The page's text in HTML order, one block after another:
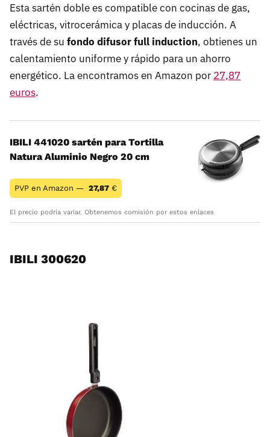
Esta sartén doble es compatible con cocinas de gas,
eléctricas, vitrocerámica y placas de inducción. A
través de su fondo difusor full induction, obtienes un
calentamiento uniforme y rápido para un ahorro
energético. La encontramos en Amazon por 27,87
euros.
IBILI 441020 sartén para Tortilla
Natura Aluminio Negro 20 cm
PVP en Amazon — 27,87 €
El precio podría variar. Obtenemos comisión por estos enlaces
IBILI 300620